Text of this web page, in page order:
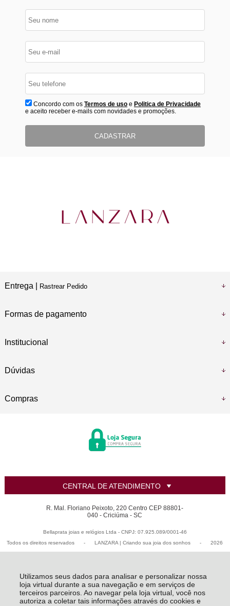
Utilizamos seus dados para analisar e personalizar nossa
loja virtual durante a sua navegação e em serviços de
terceiros parceiros. Ao navegar pela loja virtual, você nos
autoriza a coletar tais informações através do cookies e
Concordo com os Termos de usoe Politica de Privacidade
e aceito receber e-mails com novidades e promoções.
CADASTRAR
Entrega | Rastrear Pedido
Formas de pagamento
Institucional
Dúvidas
Compras
CENTRAL DE ATENDIMENTO
R. Mal. Floriano Peixoto, 220 Centro CEP 88801-
040 - Criciúma - SC
Bellaprata joias e relógios Ltda - CNPJ: 07.925.089/0001-46
Todos os direitos reservados
- LANZARA | Criando sua joia dos sonhos - 2026